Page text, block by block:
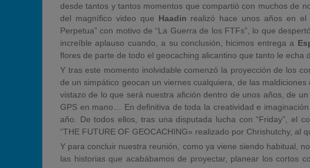
desde tantos y tantos momentos que compartió con muchos de
del magnífico video que Haadin realizó hace unos años en el
Perpetua” con motivo de “La Guerra de los FTFs”, lo que
increíble aplauso cuando, a su conclusión, hicimos entrega a
flores de parte de todo el geocaching alicantino que tanto le echa
Y tras este momento inolvidable comenzó la proyección de los
de un simpático geocan un viernes cualquiera, de las
vistazo de lo que será nuestra afición dentro de unos años, de
GPS en mano… En definitiva de toda la creatividad e
año. De todos ellos, tras una disputada lucha con “Friday”, el
“THE FUTURE OF GEOCACHING» realizado por Chrishutchy, al
Y para concluir nuestra reunión, como ya viene siendo habitual,
las historias que acabábamos de proyectar, planear los cortos